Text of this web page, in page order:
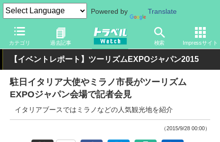
Powered by Translate
カテゴリ 過去記事 検索 Impressサイト
トラベル Watch 地域 海外旅行 ヨーロッパ
【イベントレポート】ツーリズムEXPOジャパン2015
駐日イタリア大使やミラノ市長がツーリズム
EXPOジャパン会場で記者会見
イタリアブースではミラノなどの人気観光地を紹介
（2015/9/28 00:00）